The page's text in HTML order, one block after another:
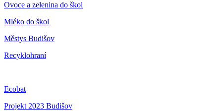
Ovoce a zelenina do škol
Mléko do škol
Městys Budišov
Recyklohraní
Ecobat
Projekt 2023 Budišov